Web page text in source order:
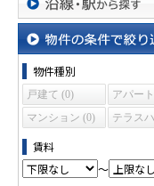
沿線・駅から探す
物件の条件で絞り込む
物件種別
戸建て (0)
アパー
マンション (0)
テラス
賃料
～